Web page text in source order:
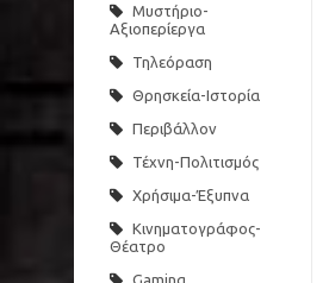
Μυστήριο-
Αξιοπερίεργα
Τηλεόραση
Θρησκεία-Ιστορία
Περιβάλλον
Τέχνη-Πολιτισμός
Χρήσιμα-Έξυπνα
Κινηματογράφος-
Θέατρο
Gaming